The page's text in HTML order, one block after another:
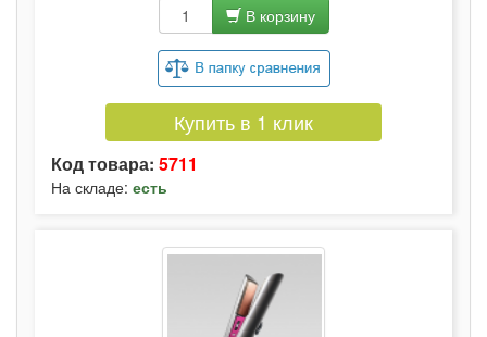
В корзину
Купить в 1 клик
Код товара: 5711
На складе: есть